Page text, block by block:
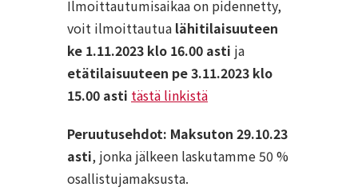
Ilmoittautumisaikaa on pidennetty,
voit ilmoittautua lähitilaisuuteen
ke 1.11.2023 klo 16.00 asti ja
etätilaisuuteen pe 3.11.2023 klo
15.00 asti tästä linkistä
Peruutusehdot: Maksuton 29.10.23
asti, jonka jälkeen laskutamme 50 %
osallistujamaksusta.